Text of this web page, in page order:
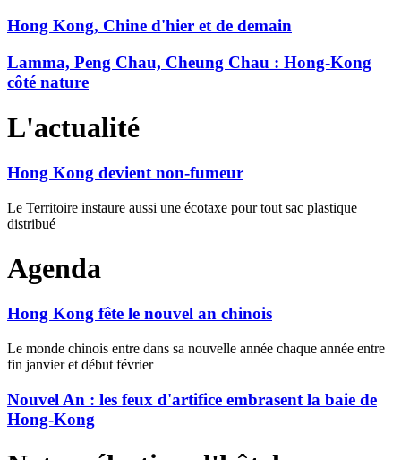
Hong Kong, Chine d'hier et de demain
Lamma, Peng Chau, Cheung Chau : Hong-Kong
côté nature
L'actualité
Hong Kong devient non-fumeur
Le Territoire instaure aussi une écotaxe pour tout sac plastique
distribué
Agenda
Hong Kong fête le nouvel an chinois
Le monde chinois entre dans sa nouvelle année chaque année entre
fin janvier et début février
Nouvel An : les feux d'artifice embrasent la baie de
Hong-Kong